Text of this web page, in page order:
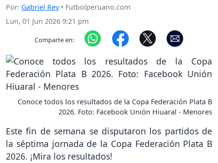
Por: Gabriel Rey• Futbolperuano.com
Lun, 01 Jun 2026 9:21 pm
Comparte en:
Conoce todos los resultados de la Copa Federación Plata B
2026. Foto: Facebook Unión Hiuaral - Menores
Este fin de semana se disputaron los partidos de
la séptima jornada de la Copa Federación Plata B
2026. ¡Mira los resultados!